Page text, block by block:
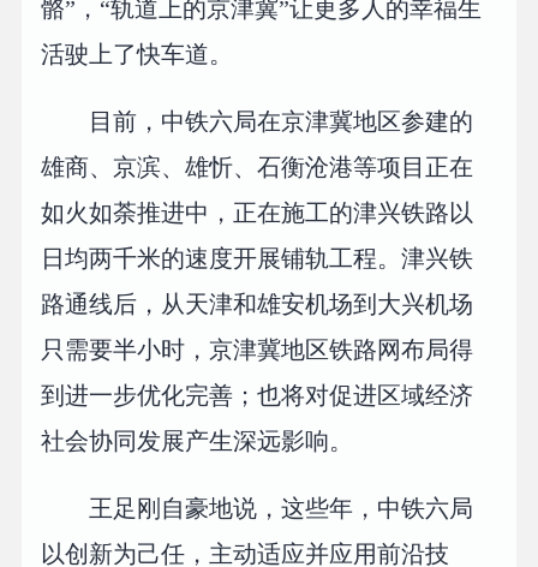
骼”，“轨道上的京津冀”让更多人的幸福生
活驶上了快车道。
目前，中铁六局在京津冀地区参建的
雄商、京滨、雄忻、石衡沧港等项目正在
如火如荼推进中，正在施工的津兴铁路以
日均两千米的速度开展铺轨工程。津兴铁
路通线后，从天津和雄安机场到大兴机场
只需要半小时，京津冀地区铁路网布局得
到进一步优化完善；也将对促进区域经济
社会协同发展产生深远影响。
王足刚自豪地说，这些年，中铁六局
以创新为己任，主动适应并应用前沿技